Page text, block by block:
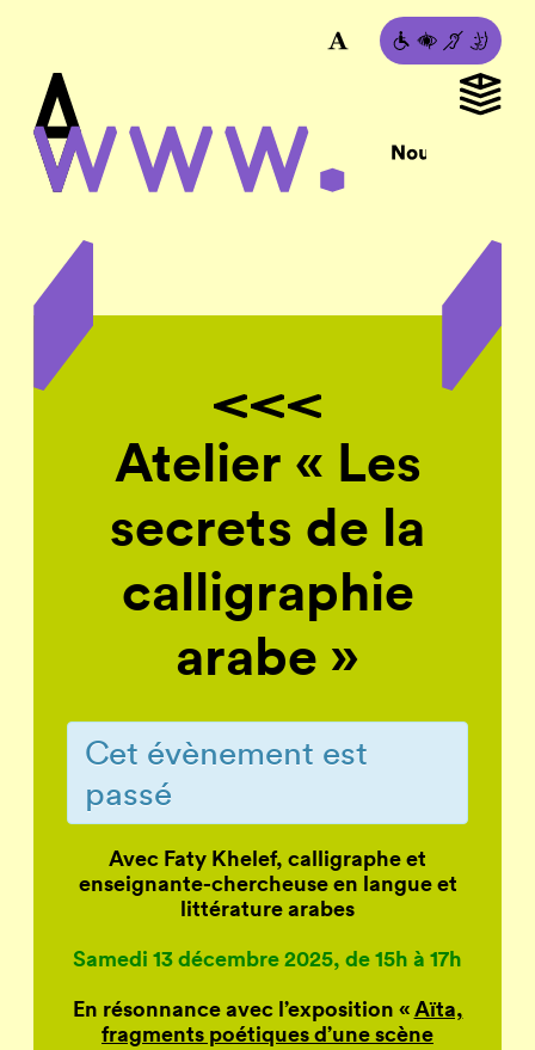
Atelier « Les
secrets de la
calligraphie
arabe »
Cet évènement est
passé
Avec Faty Khelef, calligraphe et
enseignante-chercheuse en langue et
littérature arabes
Samedi 13 décembre 2025, de 15h à 17h
En résonnance avec l’exposition «Aïta,
fragments poétiques d’une scène